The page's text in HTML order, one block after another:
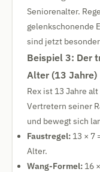
Seniorenalter.
gelenkschonende
sind jetzt
Beispiel 3: Der
Alter (13 Jahre)
Rex ist 13 Jahre
Vertretern seiner
und bewegt sich
Faustregel: 13 × 7
Alter.
Wang-Formel: 16